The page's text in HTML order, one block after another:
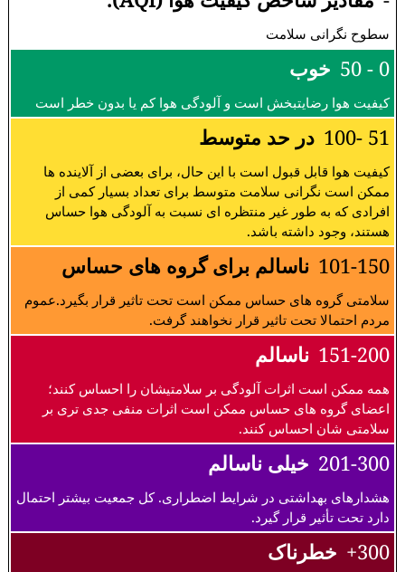
سطوح نگرانی سلامت
0 - 50 خوب
کیفیت هوا رضایتبخش است و آلودگی هوا کم یا بدون خطر است
51 -100 در حد متوسط
کیفیت هوا قابل قبول است با این حال، برای بعضی از آلاینده ها
ممکن است نگرانی سلامت متوسط برای تعداد بسیار کمی از
افرادی که به طور غیر منتظره ای نسبت به آلودگی هوا حساس
هستند، وجود داشته باشد.
101-150 ناسالم برای گروه های حساس
سلامتی گروه های حساس ممکن است تحت تاثیر قرار بگیرد.عموم
مردم احتمالا تحت تاثیر قرار نخواهند گرفت.
151-200 ناسالم
همه ممکن است اثرات آلودگی بر سلامتیشان را احساس کنند؛
اعضای گروه های حساس ممکن است اثرات منفی جدی تری بر
سلامتی شان احساس کنند.
201-300 خیلی ناسالم
هشدارهای بهداشتی در شرایط اضطراری. کل جمعیت بیشتر احتمال
دارد تحت تأثیر قرار گیرد.
300+ خطرناک